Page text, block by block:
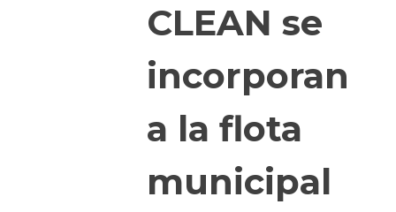
CLEAN se
incorporan
a la flota
municipal